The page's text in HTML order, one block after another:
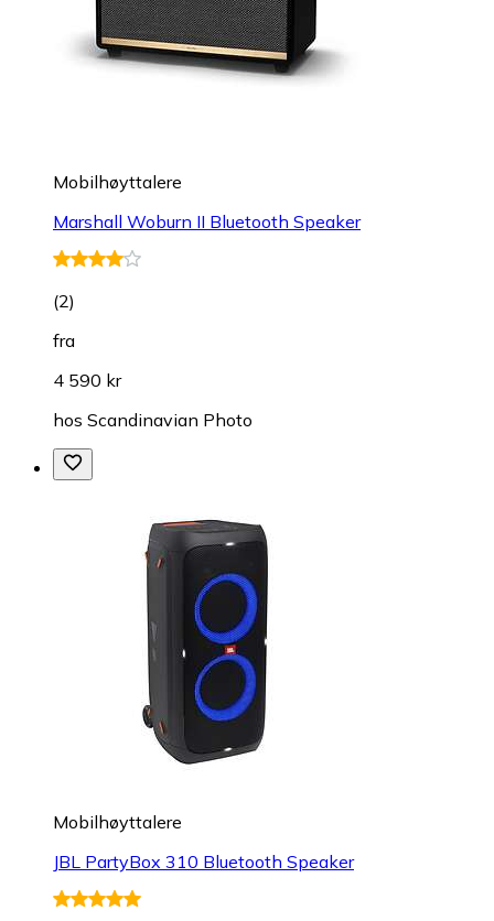
Mobilhøyttalere
Marshall Woburn II Bluetooth Speaker
(2)
fra
4 590 kr
hos Scandinavian Photo
Mobilhøyttalere
JBL PartyBox 310 Bluetooth Speaker